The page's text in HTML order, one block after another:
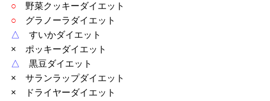
○ 野菜クッキーダイエット
○ グラノーラダイエット
△
すいかダイエット
× ポッキーダイエット
△
黒豆ダイエット
× サランラップダイエット
× ドライヤーダイエット